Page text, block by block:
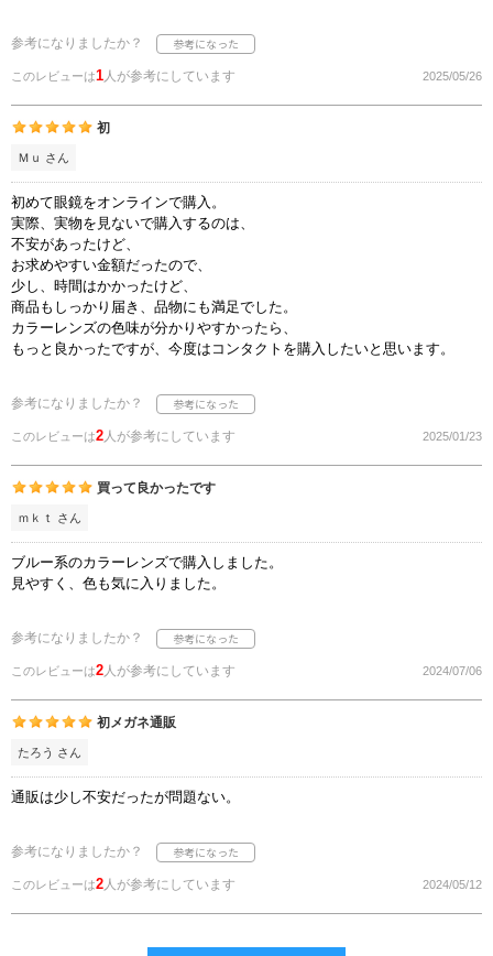
参考になりましたか？
このレビューは1 人が参考にしています 2025/05/26
初
Ｍｕ さん
初めて眼鏡をオンラインで購入。
実際、実物を見ないで購入するのは、
不安があったけど、
お求めやすい金額だったので、
少し、時間はかかったけど、
商品もしっかり届き、品物にも満足でした。
カラーレンズの色味が分かりやすかったら、
もっと良かったですが、今度はコンタクトを購入したいと思います。
参考になりましたか？
このレビューは2 人が参考にしています 2025/01/23
買って良かったです
ｍｋｔ さん
ブルー系のカラーレンズで購入しました。
見やすく、色も気に入りました。
参考になりましたか？
このレビューは2 人が参考にしています 2024/07/06
初メガネ通販
たろう さん
通販は少し不安だったが問題ない。
参考になりましたか？
このレビューは2 人が参考にしています 2024/05/12